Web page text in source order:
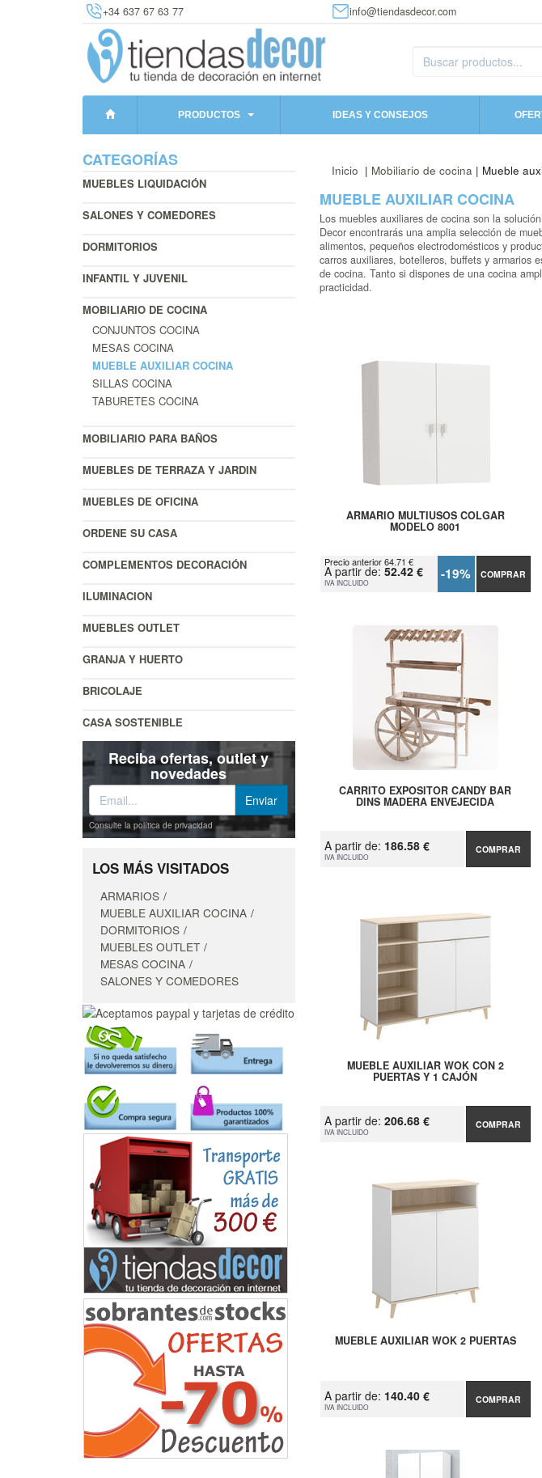
+34 637 67 63 77 info@tiendasdecor.com
PRODUCTOS IDEAS Y CONSEJOS
CATEGORÍAS
MUEBLES LIQUIDACIÓN
SALONES Y COMEDORES
DORMITORIOS
INFANTIL Y JUVENIL
MOBILIARIO DE COCINA
CONJUNTOS COCINA
MESAS COCINA
MUEBLE AUXILIAR COCINA
SILLAS COCINA
TABURETES COCINA
MOBILIARIO PARA BAÑOS
MUEBLES DE TERRAZA Y JARDIN
MUEBLES DE OFICINA
ORDENE SU CASA
COMPLEMENTOS DECORACIÓN
ILUMINACION
MUEBLES OUTLET
GRANJA Y HUERTO
BRICOLAJE
CASA SOSTENIBLE
Reciba ofertas, outlet y
novedades
Consulte la política de privacidad
LOS MÁS VISITADOS
ARMARIOS
MUEBLE AUXILIAR COCINA
DORMITORIOS
MUEBLES OUTLET
MESAS COCINA
SALONES Y COMEDORES
Inicio | Mobiliario de cocina| Mueble
MUEBLE AUXILIAR COCINA
Los muebles auxiliares de cocina son la
Decor encontrarás una amplia selección de
alimentos, pequeños electrodomésticos y
carros auxiliares, botelleros, buffets y armarios
de cocina. Tanto si dispones de una cocina
practicidad.
ARMARIO MULTIUSOS COLGAR
MODELO 8001
Precio anterior 64.71 €
A partir de: 52.42 €
IVA INCLUIDO -19% COMPRAR
CARRITO EXPOSITOR CANDY BAR
DINS MADERA ENVEJECIDA
A partir de: 186.58 €
IVA INCLUIDO
COMPRAR
MUEBLE AUXILIAR WOK CON 2
PUERTAS Y 1 CAJÓN
A partir de: 206.68 €
IVA INCLUIDO
COMPRAR
MUEBLE AUXILIAR WOK 2 PUERTAS
A partir de: 140.40 €
IVA INCLUIDO
COMPRAR